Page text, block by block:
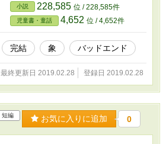
小説 228,585 位 / 228,585件
児童書・童話 4,652 位 / 4,652件
完結 象 バッドエンド
最終更新日 2019.02.28 登録日 2019.02.28
短編 お気に入りに追加 0